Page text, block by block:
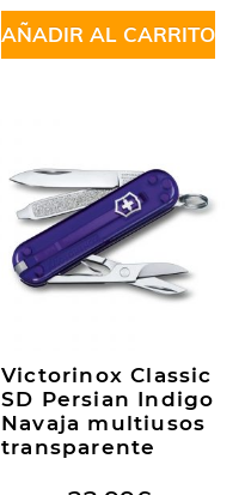
AÑADIR AL CARRITO
Victorinox Classic
SD Persian Indigo
Navaja multiusos
transparente